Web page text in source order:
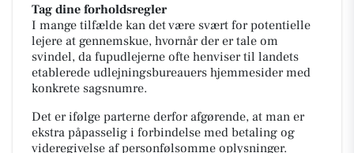
Tag dine forholdsregler
I mange tilfælde kan det være svært for potentielle
lejere at gennemskue, hvornår der er tale om
svindel, da fupudlejerne ofte henviser til landets
etablerede udlejningsbureauers hjemmesider med
konkrete sagsnumre.
Det er ifølge parterne derfor afgørende, at man er
ekstra påpasselig i forbindelse med betaling og
videregivelse af personfølsomme oplysninger.